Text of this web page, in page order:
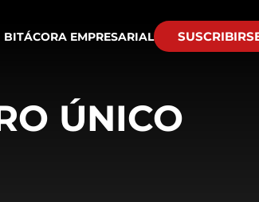
BITÁCORA EMPRESARIAL
ÚNICO